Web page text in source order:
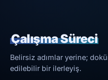
Çalışma Süreci
Belirsiz adımlar yerine;
edilebilir bir ilerleyiş.